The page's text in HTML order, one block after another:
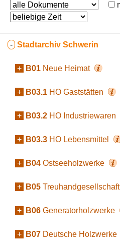
- Stadtarchiv Schwerin
+ B01 Neue Heimat
+ B03.1 HO Gaststätten
+ B03.2 HO Industriewaren
+ B03.3 HO Lebensmittel
+ B04 Ostseeholzwerke
+ B05 Treuhandgesellschaft
+ B06 Generatorholzwerke
+ B07 Deutsche Holzwerke